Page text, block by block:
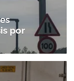
por